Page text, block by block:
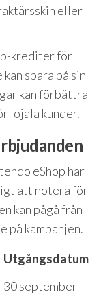
eller
krediter för
spara på sin
kan förbättra
lojala kunder.
eShop har
att notera för
kan pågå från
på kampanjen.
Utgångsdatum
30 september